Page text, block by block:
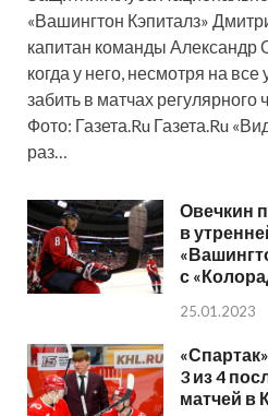
«Вашингтон Кэпиталз»
капитан команды Александр
когда у него, несмотря на все
забить в матчах регулярного
Фото: Газета.Ru Газета.Ru
раз…
Овечкин
в
с
25.01.2023
3 из 4
матчей в